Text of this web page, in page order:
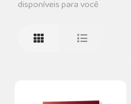
disponíveis para você